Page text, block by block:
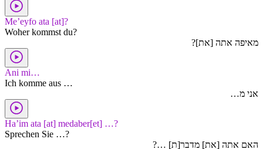
Me’eyfo ata [at]?
Woher kommst du?
מאיפה אתה [את]?
Ani mi…
Ich komme aus …
אני מ…
Ha’im ata [at] medaber[et] …?
Sprechen Sie …?
האם אתה [את] מדבר[ת] …?